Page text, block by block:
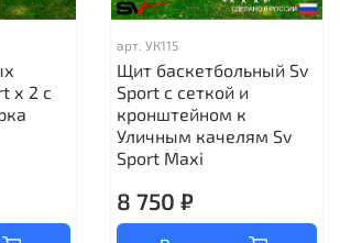
х 2 с
арт. УК115
Щит баскетбольный Sv
Sport c сеткой и
кронштейном к
Уличным качелям Sv
Sport Maхi
8 750 ₽